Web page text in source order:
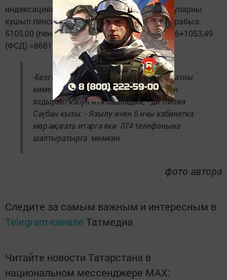
индексацияләнгән ЕДВ89,16сумга арта. Шуларны
кушып пенсионерның гомуми керемен чыгарабыз:
5105,00 (пенсия)+359,90+2073,51 (ЕДВ) +89,16+1053,49
(ФСД) =8681,06 сум.
-Безгә килүчеләр күп, шуның өчен, чиратны
киметү максатында, 1 апрельдән алдан
яздырып кабул итә башладык, - ди Лилия
Сәүбан кызы. - Язылу өчен 6 нчы кабинетка
мөрәҗәгать итәргә яки 074 телефонына
шалтыратырга мөмкин.
фото автора
Следите за самым важным и интересным в
Telegram-канале Татмедиа
Читайте новости Татарстана в
национальном мессенджере MАХ: